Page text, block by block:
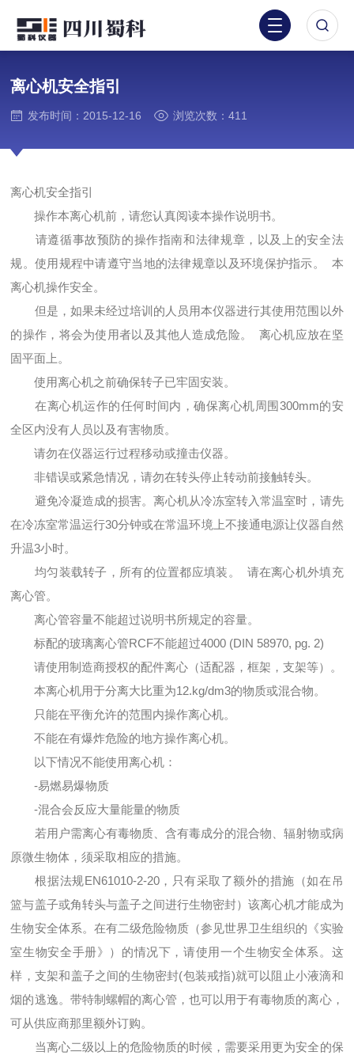
离心机安全指引
发布时间：2015-12-16 浏览次数：411
离心机安全指引
操作本离心机前，请您认真阅读本操作说明书。
请遵循事故预防的操作指南和法律规章，以及上的安全法
规。使用规程中请遵守当地的法律规章以及环境保护指示。 本
离心机操作安全。
但是，如果未经过培训的人员用本仪器进行其使用范围以外
的操作，将会为使用者以及其他人造成危险。 离心机应放在坚
固平面上。
使用离心机之前确保转子已牢固安装。
在离心机运作的任何时间内，确保离心机周围300mm的安
全区内没有人员以及有害物质。
请勿在仪器运行过程移动或撞击仪器。
非错误或紧急情况，请勿在转头停止转动前接触转头。
避免冷凝造成的损害。离心机从冷冻室转入常温室时，请先
在冷冻室常温运行30分钟或在常温环境上不接通电源让仪器自然
升温3小时。
均匀装载转子，所有的位置都应填装。 请在离心机外填充
离心管。
离心管容量不能超过说明书所规定的容量。
标配的玻璃离心管RCF不能超过4000 (DIN 58970, pg. 2)
请使用制造商授权的配件离心（适配器，框架，支架等）。
本离心机用于分离大比重为12.kg/dm3的物质或混合物。
只能在平衡允许的范围内操作离心机。
不能在有爆炸危险的地方操作离心机。
以下情况不能使用离心机：
-易燃易爆物质
-混合会反应大量能量的物质
若用户需离心有毒物质、含有毒成分的混合物、辐射物或病
原微生物体，须采取相应的措施。
根据法规EN61010-2-20，只有采取了额外的措施（如在吊
篮与盖子或角转头与盖子之间进行生物密封）该离心机才能成为
生物安全体系。在有二级危险物质（参见世界卫生组织的《实验
室生物安全手册》）的情况下，请使用一个生物安全体系。这
样，支架和盖子之间的生物密封(包装戒指)就可以阻止小液滴和
烟的逃逸。带特制螺帽的离心管，也可以用于有毒物质的离心，
可从供应商那里额外订购。
当离心二级以上的危险物质的时候，需要采用更为安全的保